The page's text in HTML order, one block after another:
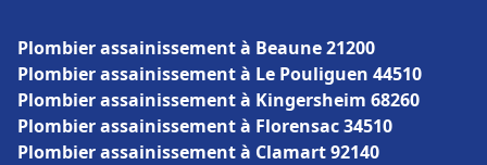
Plombier assainissement à Beaune 21200
Plombier assainissement à Le Pouliguen 44510
Plombier assainissement à Kingersheim 68260
Plombier assainissement à Florensac 34510
Plombier assainissement à Clamart 92140